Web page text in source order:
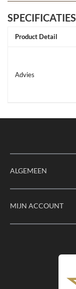
SPECIFICATIES
Product Detail
Advies
ALGEMEEN
MIJN ACCOUNT